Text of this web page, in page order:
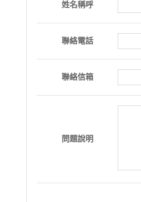
姓名稱呼
聯絡電話
聯絡信箱
問題說明